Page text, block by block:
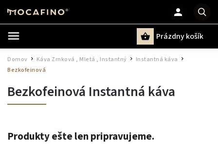
Prázdny košík
Domov Káva Zrnková , Mletá , Instantný Instantná káva
Bezkofeinová
Bezkofeinová Instantná káva
Produkty ešte len pripravujeme.